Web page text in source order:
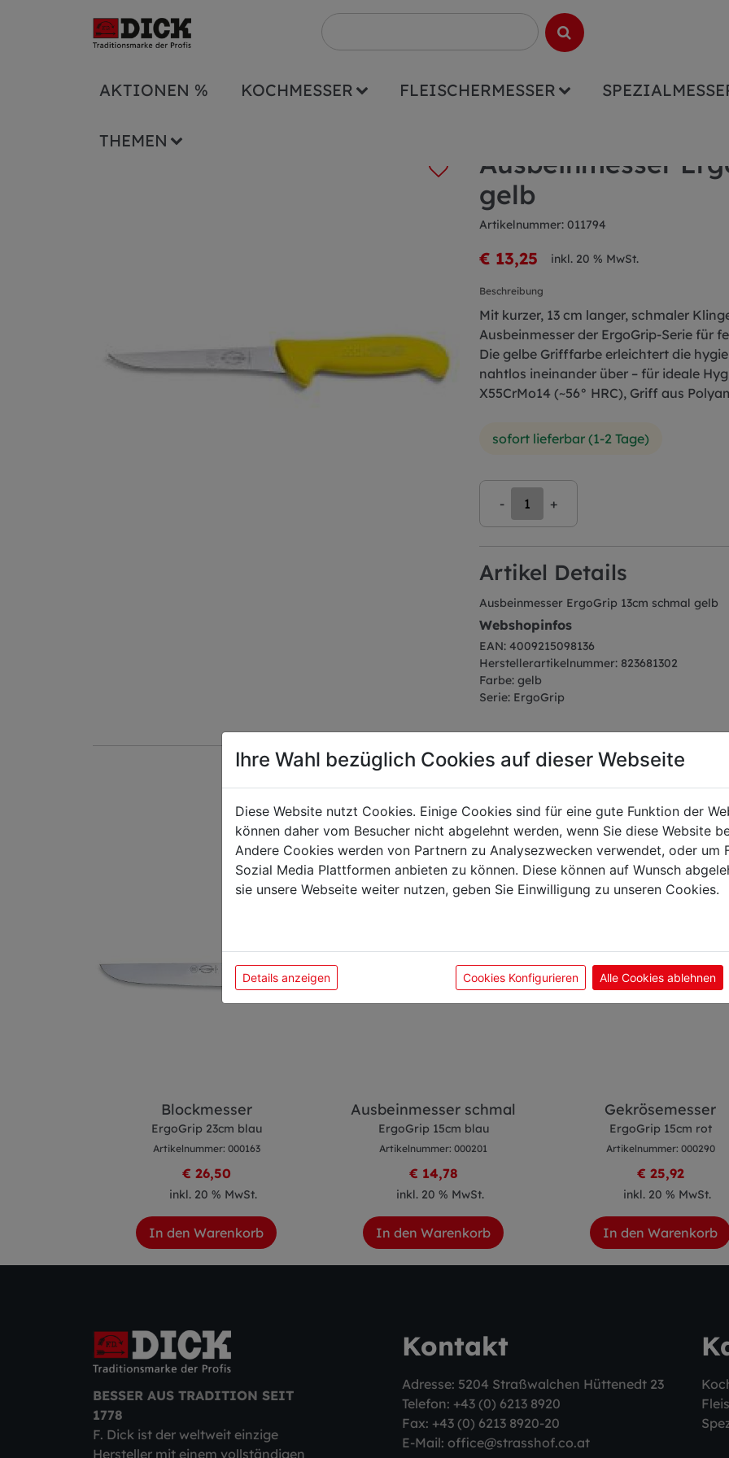
AKTIONEN % KOCHMESSER FLEISCHERMESSER
THEMEN
Ausbeinmesser
gelb
Artikelnummer: 011794
€ 13,25 inkl. 20 % MwSt.
Beschreibung
Mit kurzer, 13 cm langer, schmaler
Ausbeinmesser der ErgoGrip-Serie für
Die gelbe Grifffarbe erleichtert die
nahtlos ineinander über – für ideale
X55CrMo14 (~56° HRC), Griff aus
sofort lieferbar (1-2 Tage)
- +
Artikel Details
Ausbeinmesser ErgoGrip 13cm schmal gelb
Webshopinfos
EAN: 4009215098136
Herstellerartikelnummer: 823681302
Farbe: gelb
Serie: ErgoGrip
Das könnte Sie auch
Blockmesser
ErgoGrip 23cm blau
Artikelnummer: 000163
€ 26,50
inkl. 20 % MwSt.
In den Warenkorb
Ausbeinmesser schmal
ErgoGrip 15cm blau
Artikelnummer: 000201
€ 14,78
inkl. 20 % MwSt.
In den Warenkorb
Gekrösemesser
ErgoGrip 15cm rot
Artikelnummer: 000290
€ 25,92
inkl. 20 % MwSt.
In den Warenkorb
BESSER AUS TRADITION SEIT
1778
F. Dick ist der weltweit einzige
Hersteller mit einem vollständigen
Kontakt
Adresse: 5204 Straßwalchen Hüttenedt 23
Telefon: +43 (0) 6213 8920
Fax: +43 (0) 6213 8920-20
E-Mail: office@strasshof.co.at
Ihre Wahl bezüglich Cookies auf dieser Webseite
Diese Website nutzt Cookies. Einige Cookies sind für eine gute Funktion der
können daher vom Besucher nicht abgelehnt werden, wenn Sie diese Website
Andere Cookies werden von Partnern zu Analysezwecken verwendet, oder um
Sozial Media Plattformen anbieten zu können. Diese können auf Wunsch
sie unsere Webseite weiter nutzen, geben Sie Einwilligung zu unseren Cookies.
Details anzeigen Cookies Konfigurieren Alle Cookies ablehnen